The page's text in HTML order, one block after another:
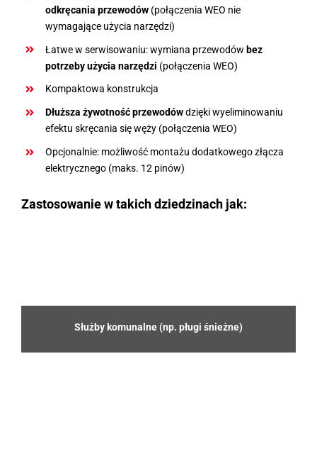
odkręcania przewodów (połączenia WEO nie
wymagające użycia narzędzi)
Łatwe w serwisowaniu: wymiana przewodów bez
potrzeby użycia narzędzi (połączenia WEO)
Kompaktowa konstrukcja
Dłuższa żywotność przewodówdzięki wyeliminowaniu
efektu skręcania się węży (połączenia WEO)
Opcjonalnie: możliwość montażu dodatkowego złącza
elektrycznego (maks. 12 pinów)
Zastosowanie w takich dziedzinach jak:
Służby komunalne (np. pługi śnieżne)